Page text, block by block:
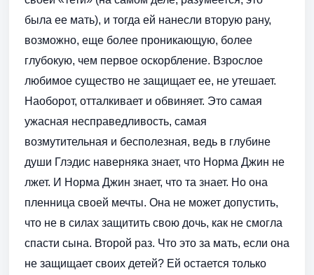
была ее мать), и тогда ей нанесли вторую рану,
возможно, еще более проникающую, более
глубокую, чем первое оскорбление. Взрослое
любимое существо не защищает ее, не утешает.
Наоборот, отталкивает и обвиняет. Это самая
ужасная несправедливость, самая
возмутительная и бесполезная, ведь в глубине
души Глэдис наверняка знает, что Норма Джин не
лжет. И Норма Джин знает, что та знает. Но она
пленница своей мечты. Она не может допустить,
что не в силах защитить свою дочь, как не смогла
спасти сына. Второй раз. Что это за мать, если она
не защищает своих детей? Ей остается только